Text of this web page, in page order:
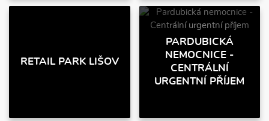
RETAIL PARK LIŠOV
PARDUBICKÁ
NEMOCNICE -
CENTRÁLNÍ
URGENTNÍ PŘÍJEM